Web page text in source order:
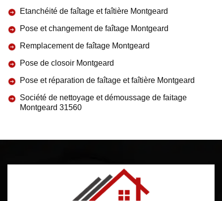
Etanchéité de faîtage et faîtière Montgeard
Pose et changement de faîtage Montgeard
Remplacement de faîtage Montgeard
Pose de closoir Montgeard
Pose et réparation de faîtage et faîtière Montgeard
Société de nettoyage et démoussage de faitage
Montgeard 31560